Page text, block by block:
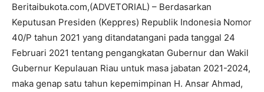
Beritaibukota.com,(ADVETORIAL) – Berdasarkan
Keputusan Presiden (Keppres) Republik Indonesia Nomor
40/P tahun 2021 yang ditandatangani pada tanggal 24
Februari 2021 tentang pengangkatan Gubernur dan Wakil
Gubernur Kepulauan Riau untuk masa jabatan 2021-2024,
maka genap satu tahun kepemimpinan H. Ansar Ahmad,